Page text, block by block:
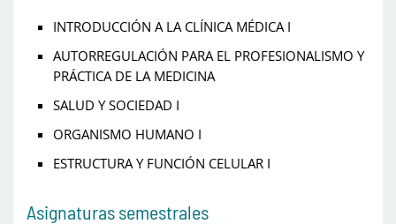
INTRODUCCIÓN A LA CLÍNICA MÉDICA I
AUTORREGULACIÓN PARA EL PROFESIONALISMO Y
PRÁCTICA DE LA MEDICINA
SALUD Y SOCIEDAD I
ORGANISMO HUMANO I
ESTRUCTURA Y FUNCIÓN CELULAR I
Asignaturas semestrales